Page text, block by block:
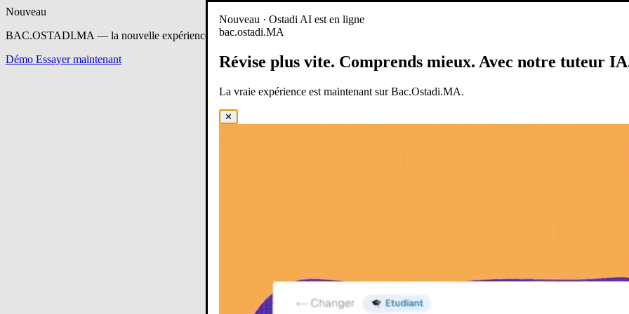
Nouveau
BAC.OSTADI.MA — la nouvelle expérience d’apprentissage est en ligne
Démo Essayer maintenant
Nouveau · Ostadi AI est en ligne
bac.ostadi.MA
Révise plus vite. Comprends mieux. Avec notre tuteur
La vraie expérience est maintenant sur Bac.Ostadi.MA.
✕